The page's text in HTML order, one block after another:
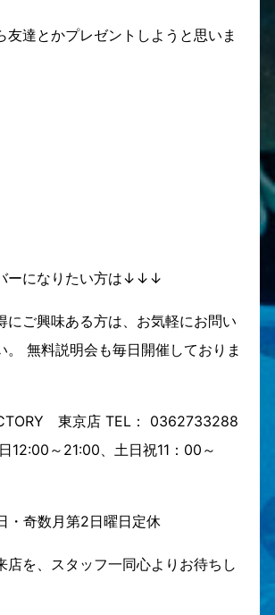
友達とかプレゼントしようと思いま
ーになりたい方は↓↓↓
にご興味ある方は、お気軽にお問い
。 無料説明会も毎日開催しておりま
東京店 TEL： 0362733288
12:00～21:00、土日祝11：00～
・奇数月第2日曜日定休
店を、スタッフ一同心よりお待ちし